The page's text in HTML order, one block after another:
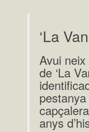
‘La
Avui neix
de ‘La
anys